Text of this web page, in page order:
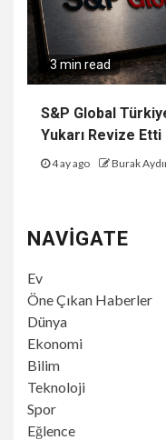
3 min read
S&P Global
Yukarı Revize Etti
4 ay ago Burak
NAVIGATE
Ev
Öne Çıkan Haberler
Dünya
Ekonomi
Bilim
Teknoloji
Spor
Eğlence